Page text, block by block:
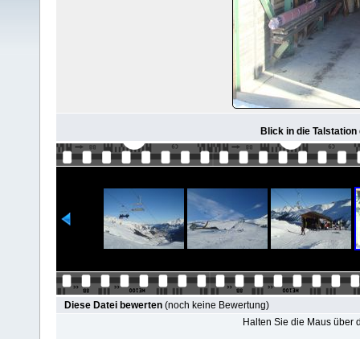
Blick in die
Diese Datei bewerten (noch keine Bewertung)
Halten Sie die Maus über